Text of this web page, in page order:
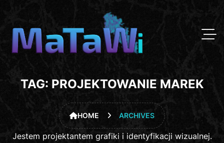
TAG: PROJEKTOWANIE MAREK
HOME ARCHIVES
Jestem projektantem grafiki i identyfikacji wizualnej.